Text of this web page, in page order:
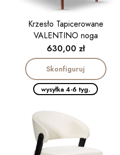
Krzesło Tapicerowane
VALENTINO noga
drewniana
Cena
630,00 zł
Skonfiguruj
wysyłka 4-6 tyg.